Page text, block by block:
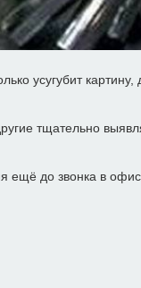
усугубит картину,
тщательно
ещё до звонка в офис.